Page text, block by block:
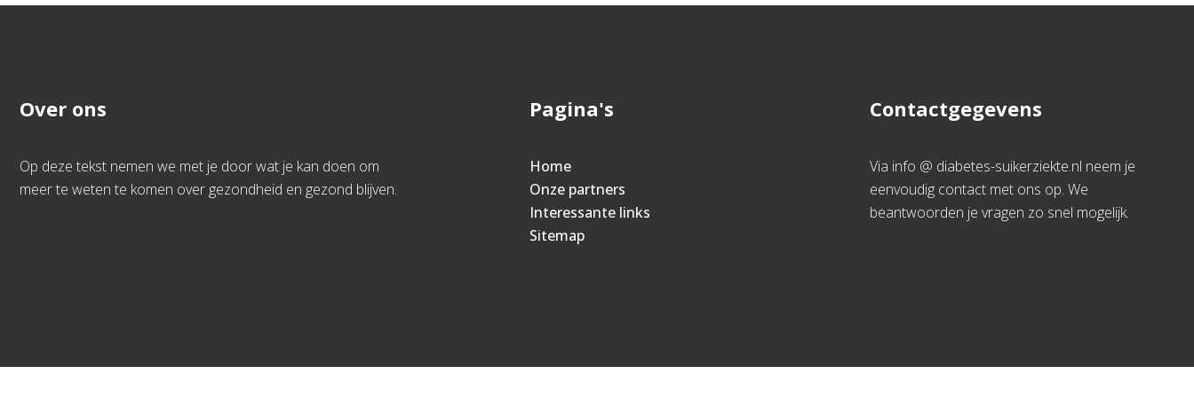
Over ons
Op deze tekst nemen we met je door wat je kan doen om
meer te weten te komen over gezondheid en gezond blijven.
Pagina's
Home
Onze partners
Interessante links
Sitemap
Contactgegevens
Via info @ diabetes-suikerziekte.nl neem je
eenvoudig contact met ons op. We
beantwoorden je vragen zo snel mogelijk.